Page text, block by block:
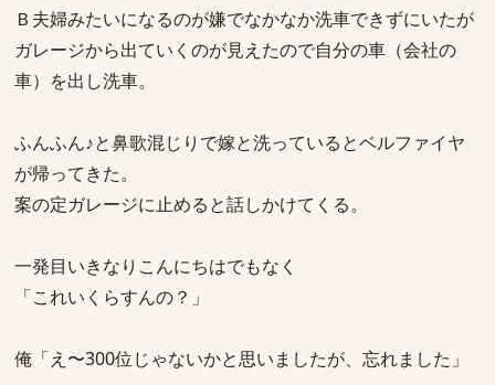
Ｂ夫婦みたいになるのが嫌でなかなか洗車できずにいたが
ガレージから出ていくのが見えたので自分の車（会社の
車）を出し洗車。
ふんふん♪と鼻歌混じりで嫁と洗っているとベルファイヤ
が帰ってきた。
案の定ガレージに止めると話しかけてくる。
一発目いきなりこんにちはでもなく
「これいくらすんの？」
俺「え〜300位じゃないかと思いましたが、忘れました」